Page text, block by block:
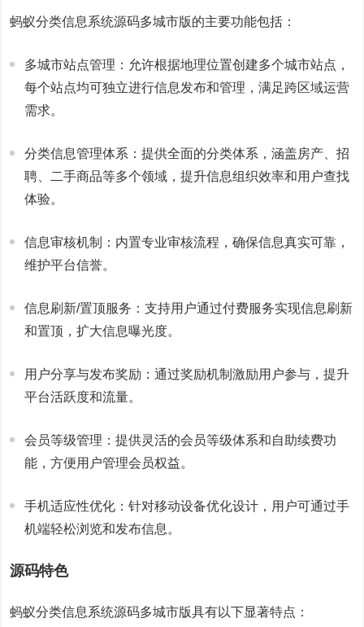
蚂蚁分类信息系统源码多城市版的主要功能包括：
多城市站点管理：允许根据地理位置创建多个城市站点，
每个站点均可独立进行信息发布和管理，满足跨区域运营
需求。
分类信息管理体系：提供全面的分类体系，涵盖房产、招
聘、二手商品等多个领域，提升信息组织效率和用户查找
体验。
信息审核机制：内置专业审核流程，确保信息真实可靠，
维护平台信誉。
信息刷新/置顶服务：支持用户通过付费服务实现信息刷新
和置顶，扩大信息曝光度。
用户分享与发布奖励：通过奖励机制激励用户参与，提升
平台活跃度和流量。
会员等级管理：提供灵活的会员等级体系和自助续费功
能，方便用户管理会员权益。
手机适应性优化：针对移动设备优化设计，用户可通过手
机端轻松浏览和发布信息。
源码特色
蚂蚁分类信息系统源码多城市版具有以下显著特点：